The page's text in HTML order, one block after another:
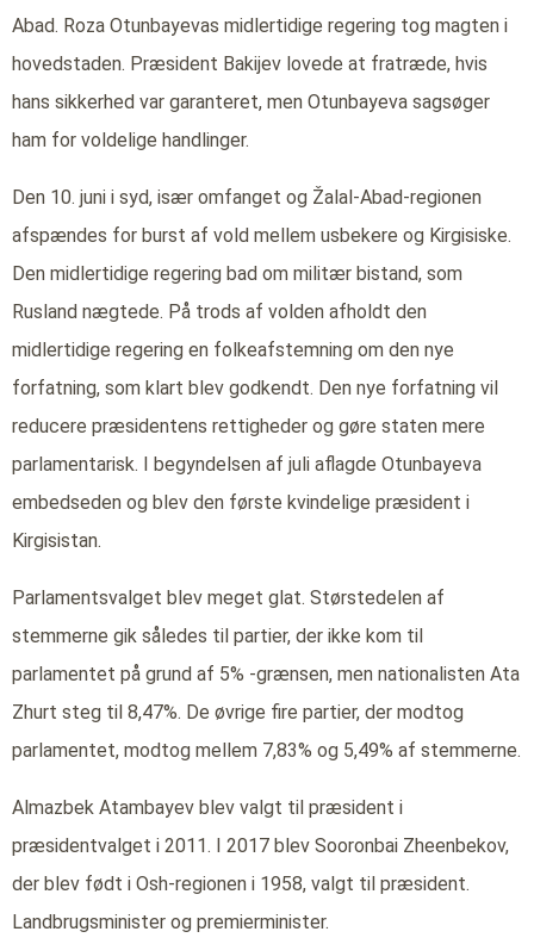
Abad. Roza Otunbayevas midlertidige regering tog magten i
hovedstaden. Præsident Bakijev lovede at fratræde, hvis
hans sikkerhed var garanteret, men Otunbayeva sagsøger
ham for voldelige handlinger.
Den 10. juni i syd, især omfanget og Žalal-Abad-regionen
afspændes for burst af vold mellem usbekere og Kirgisiske.
Den midlertidige regering bad om militær bistand, som
Rusland nægtede. På trods af volden afholdt den
midlertidige regering en folkeafstemning om den nye
forfatning, som klart blev godkendt. Den nye forfatning vil
reducere præsidentens rettigheder og gøre staten mere
parlamentarisk. I begyndelsen af juli aflagde Otunbayeva
embedseden og blev den første kvindelige præsident i
Kirgisistan.
Parlamentsvalget blev meget glat. Størstedelen af
stemmerne gik således til partier, der ikke kom til
parlamentet på grund af 5% -grænsen, men nationalisten Ata
Zhurt steg til 8,47%. De øvrige fire partier, der modtog
parlamentet, modtog mellem 7,83% og 5,49% af stemmerne.
Almazbek Atambayev blev valgt til præsident i
præsidentvalget i 2011. I 2017 blev Sooronbai Zheenbekov,
der blev født i Osh-regionen i 1958, valgt til præsident.
Landbrugsminister og premierminister.